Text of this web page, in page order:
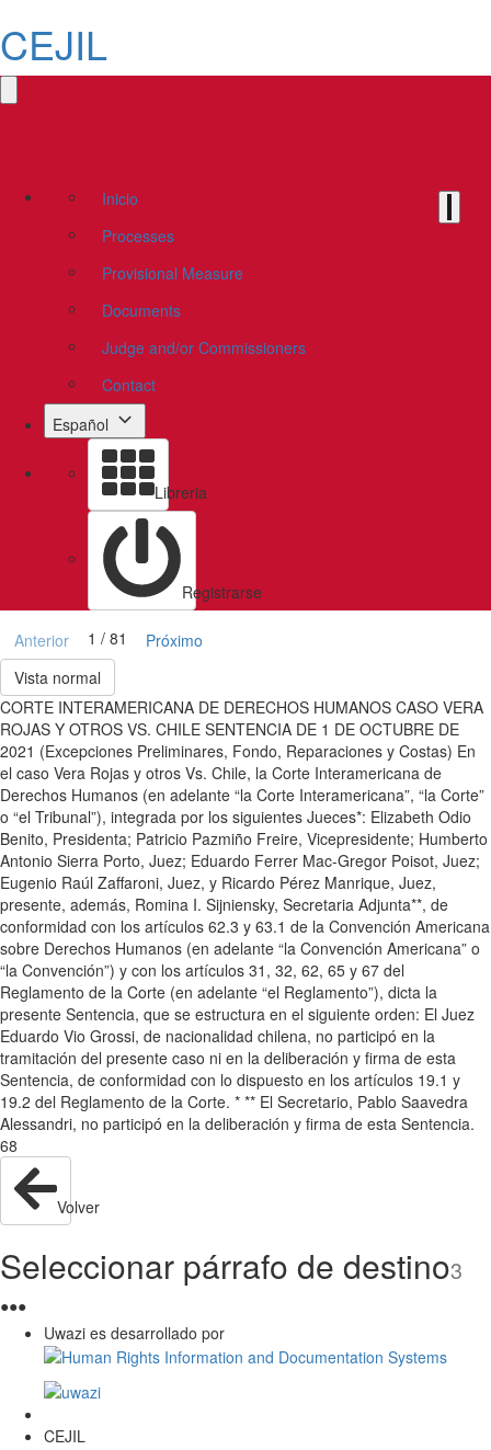
CEJIL
Inicio
Processes
Provisional Measure
Documents
Judge and/or Commissioners
Contact
Español
Libreria
Registrarse
Anterior 1 / 81
Próximo
Vista normal
CORTE INTERAMERICANA DE DERECHOS HUMANOS CASO VERA
ROJAS Y OTROS VS. CHILE SENTENCIA DE 1 DE OCTUBRE DE
2021 (Excepciones Preliminares, Fondo, Reparaciones y Costas) En
el caso Vera Rojas y otros Vs. Chile, la Corte Interamericana de
Derechos Humanos (en adelante “la Corte Interamericana”, “la Corte”
o “el Tribunal”), integrada por los siguientes Jueces*: Elizabeth Odio
Benito, Presidenta; Patricio Pazmiño Freire, Vicepresidente; Humberto
Antonio Sierra Porto, Juez; Eduardo Ferrer Mac-Gregor Poisot, Juez;
Eugenio Raúl Zaffaroni, Juez, y Ricardo Pérez Manrique, Juez,
presente, además, Romina I. Sijniensky, Secretaria Adjunta**, de
conformidad con los artículos 62.3 y 63.1 de la Convención Americana
sobre Derechos Humanos (en adelante “la Convención Americana” o
“la Convención”) y con los artículos 31, 32, 62, 65 y 67 del
Reglamento de la Corte (en adelante “el Reglamento”), dicta la
presente Sentencia, que se estructura en el siguiente orden: El Juez
Eduardo Vio Grossi, de nacionalidad chilena, no participó en la
tramitación del presente caso ni en la deliberación y firma de esta
Sentencia, de conformidad con lo dispuesto en los artículos 19.1 y
19.2 del Reglamento de la Corte. * ** El Secretario, Pablo Saavedra
Alessandri, no participó en la deliberación y firma de esta Sentencia.
68
Volver
Seleccionar párrafo de destino3
●●●
Uwazi es desarrollado por
CEJIL